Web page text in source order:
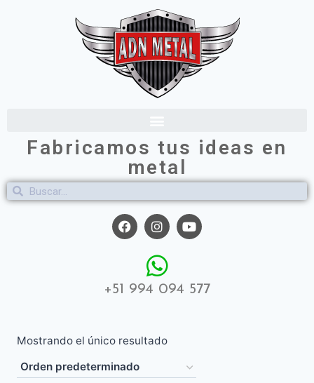
Fabricamos tus ideas en
metal
+51 994 094 577
Mostrando el único resultado